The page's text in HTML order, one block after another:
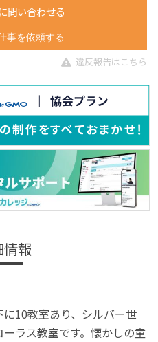
問い合わせる
事を依頼する
違反報告はこちら
情報
10教室あり、シルバー世
ラス教室です。懐かしの童